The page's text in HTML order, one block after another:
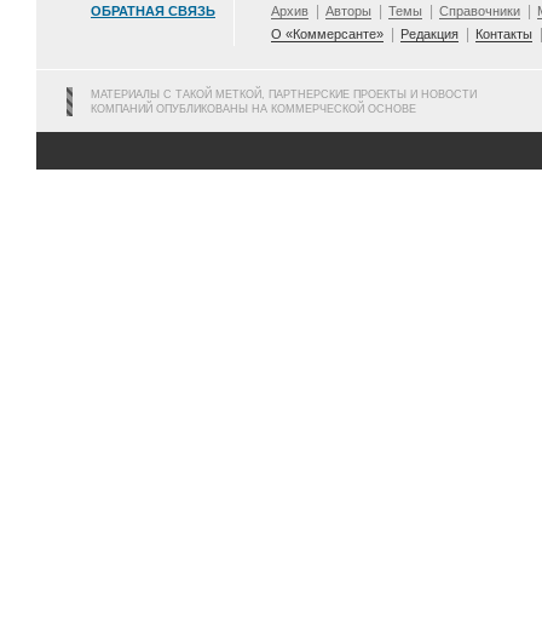
ОБРАТНАЯ СВЯЗЬ Архив Авторы Темы Справочники
О «Коммерсанте»
Редакция Контакты
МАТЕРИАЛЫ С ТАКОЙ МЕТКОЙ, ПАРТНЕРСКИЕ ПРОЕКТЫ И НОВОСТИ
КОМПАНИЙ ОПУБЛИКОВАНЫ НА КОММЕРЧЕСКОЙ ОСНОВЕ